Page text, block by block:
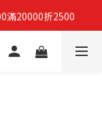
物禮金
滿20000折2500
物禮金